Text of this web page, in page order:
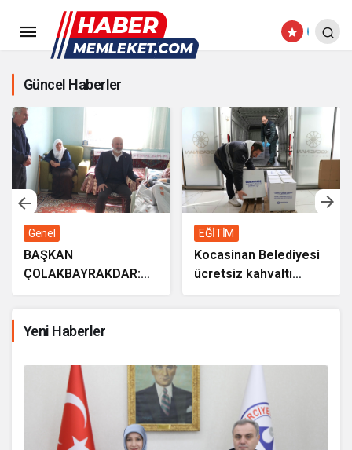
Güncel Haberler
Genel
BAŞKAN
ÇOLAKBAYRAKDAR:
GÖNÜLLERE
EĞİTİM
Kocasinan Belediyesi
ücretsiz kahvaltı
Yeni Haberler